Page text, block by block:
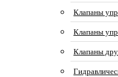
Клапаны
Клапаны
Клапаны